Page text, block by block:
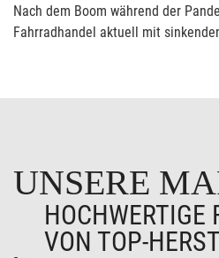
Nach dem Boom während der
Fahrradhandel aktuell mit
UNSERE
HOCHWERTIGE
VON TOP-